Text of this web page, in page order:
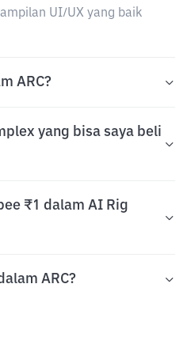
UI/UX yang baik
ARC?
yang bisa saya beli
₹1 dalam AI Rig
ARC?